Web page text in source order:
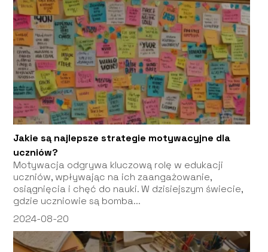
Jakie są najlepsze strategie motywacyjne dla
uczniów?
Motywacja odgrywa kluczową rolę w edukacji
uczniów, wpływając na ich zaangażowanie,
osiągnięcia i chęć do nauki. W dzisiejszym świecie,
gdzie uczniowie są bomba...
2024-08-20